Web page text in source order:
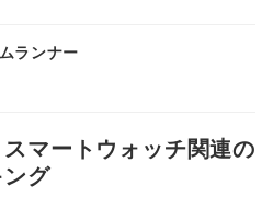
ランナー
マートウォッチ関連の
グ